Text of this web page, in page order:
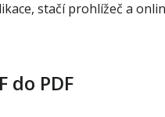
stačí prohlížeč a
do PDF